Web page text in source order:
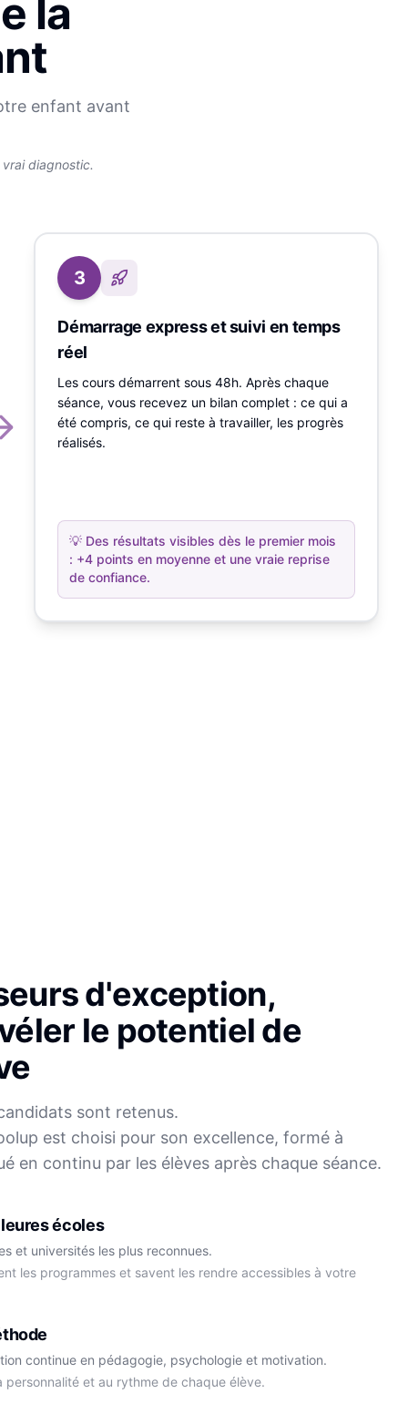
la
enfant avant
diagnostic.
3
Démarrage express et suivi en temps
réel
Les cours démarrent sous 48h. Après chaque
séance, vous recevez un bilan complet : ce qui a
été compris, ce qui reste à travailler, les progrès
réalisés.
💡 Des résultats visibles dès le premier mois
: +4 points en moyenne et une vraie reprise
de confiance.
Mei Sophie
d'exception,
le potentiel de
sont retenus.
est choisi pour son excellence, formé à
en continu par les élèves après chaque séance.
écoles
et universités les plus reconnues.
les programmes et savent les rendre accessibles à votre
continue en pédagogie, psychologie et motivation.
personnalité et au rythme de chaque élève.